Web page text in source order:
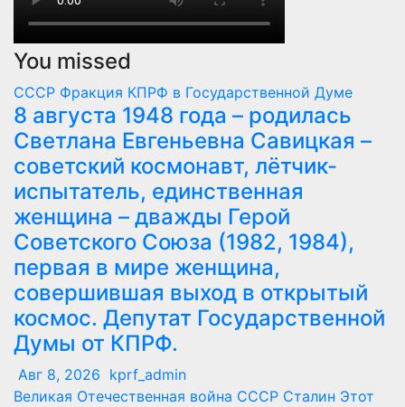
You missed
СССР Фракция КПРФ в Государственной Думе
8 августа 1948 года – родилась
Светлана Евгеньевна Савицкая –
советский космонавт, лётчик-
испытатель, единственная
женщина – дважды Герой
Советского Союза (1982, 1984),
первая в мире женщина,
совершившая выход в открытый
космос. Депутат Государственной
Думы от КПРФ.
Авг 8, 2026 kprf_admin
Великая Отечественная война СССР Сталин Этот